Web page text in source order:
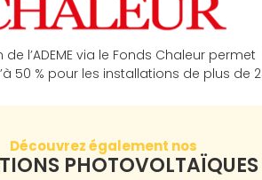
l’ADEME via le Fonds Chaleur permet
50 % pour les installations de plus de
Découvrez également nos
PHOTOVOLTAÏQUES